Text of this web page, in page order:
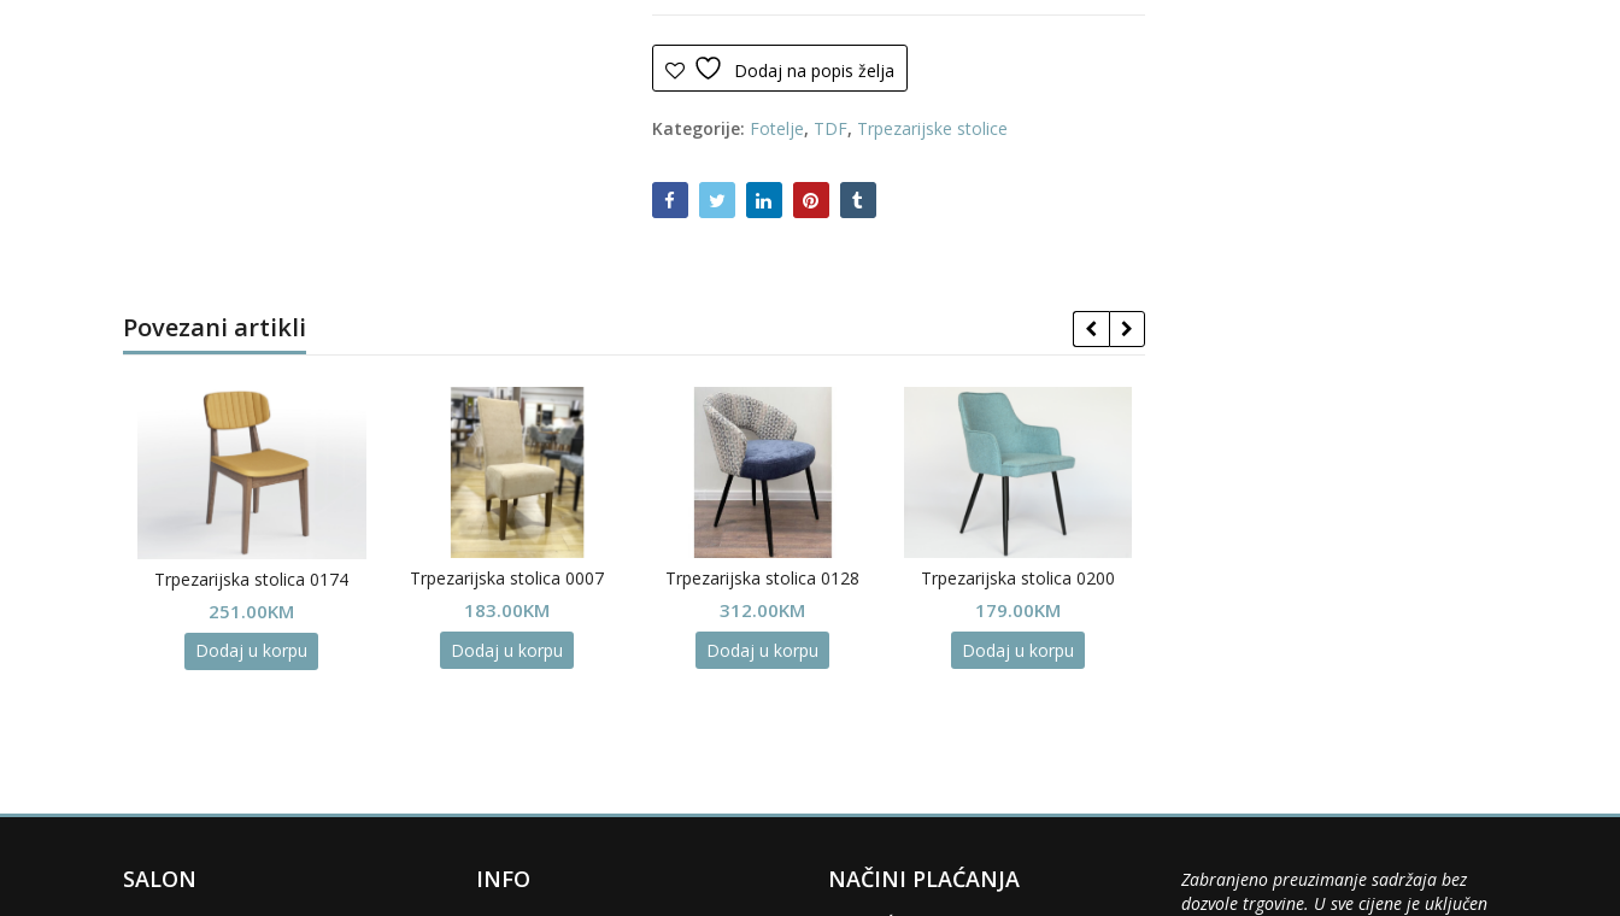
Dodaj na popis želja
Kategorije: Fotelje, TDF, Trpezarijske stolice
Povezani artikli
Trpezarijska stolica 0174
251.00KM
Dodaj u korpu
Trpezarijska stolica 0007
183.00KM
Dodaj u korpu
Trpezarijska stolica 0128
312.00KM
Dodaj u korpu
Trpezarijska stolica 0200
179.00KM
Dodaj u korpu
SALON INFO NAČINI PLAĆANJA
Zabranjeno preuzimanje sadržaja bez
dozvole trgovine. U sve cijene je uključen